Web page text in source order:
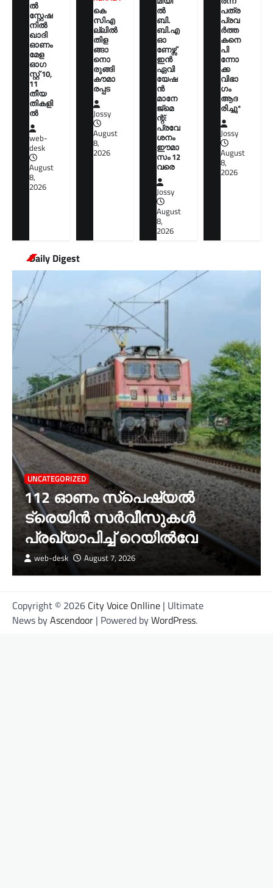
ൽ
സ്റ്റേഷ
നിൽ
ഖാദി
ഓണം
മേള
ഓഗ
സ്റ്റ് 10,
11
തീയ
തികളി
ല്‍
web-
desk
August
8,
2026
കെ
സിഎ
ല്ലിൽ
തിള
ങ്ങാ
നൊ
രുങ്ങി
കൗമാ
രപ്പട
Jossy
August
8,
2026
ൽ
ബി.
ബി.എ
ഓ
ണേഴ്സ്
ഇൻ
ഏവി
യേഷ
ൻ
മാനേ
ജ്മെ
ന്റ്:
പ്രവേ
ശനം
ഈമാ
സം 12
വരെ
Jossy
August
8,
2026
പത്ര
പ്രവ
ർത്ത
കനെ
പി
ന്നോ
ക്ക
വിഭാ
ഗം
ആദ
രിച്ചു*
Jossy
August
8,
2026
Daily Digest
UNCATEGORIZED
112 ഓണം സ്പെഷ്യൽ
ട്രെയിൻ സർവീസുകൾ
പ്രഖ്യാപിച്ച് റെയിൽവേ
web-desk August 7, 2026
Copyright © 2026 City Voice Onlline | Ultimate
News byAscendoor | Powered byWordPress.